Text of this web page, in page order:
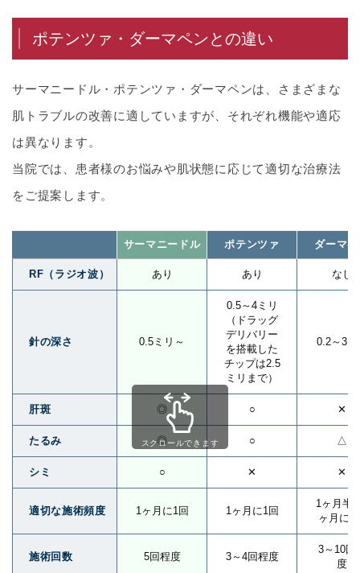
ポテンツァ・ダーマペンとの違い
サーマニードル・ポテンツァ・ダーマペンは、さまざまな
肌トラブルの改善に適していますが、それぞれ機能や適応
は異なります。
当院では、患者様のお悩みや肌状態に応じて適切な治療法
をご提案します。
サーマニードル ポテンツァ ダーマ
RF（ラジオ波） あり あり なし
針の深さ 0.5ミリ～
0.5～4ミリ
（ドラッグ
デリバリー
を搭載した
チップは2.5
ミリまで）
0.2～3ミ
肝斑 ◎ ○ ✕
たるみ ◎ ○ △
シミ ○ ✕ ✕
適切な施術頻度 1ヶ月に1回 1ヶ月に1回
1ヶ月半
ヶ月に1
施術回数 5回程度 3～4回程度
3～10回
度
スクロールできます